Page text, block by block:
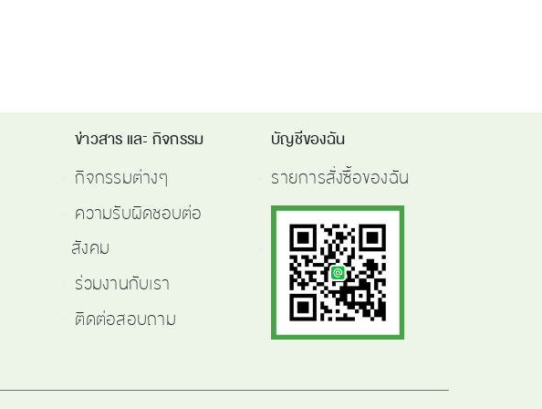
ข่าวสาร และ กิจกรรม
กิจกรรมต่างๆ
ความรับผิดชอบต่อ
สังคม
ร่วมงานกับเรา
ติดต่อสอบถาม
บัญชีของฉัน
รายการสั่งซื้อของฉัน